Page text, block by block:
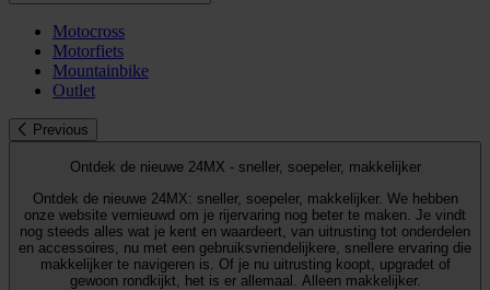
Motocross
Motorfiets
Mountainbike
Outlet
Previous
Ontdek de nieuwe 24MX - sneller, soepeler, makkelijker
Ontdek de nieuwe 24MX: sneller, soepeler, makkelijker. We hebben
onze website vernieuwd om je rijervaring nog beter te maken. Je vindt
nog steeds alles wat je kent en waardeert, van uitrusting tot onderdelen
en accessoires, nu met een gebruiksvriendelijkere, snellere ervaring die
makkelijker te navigeren is. Of je nu uitrusting koopt, upgradet of
gewoon rondkijkt, het is er allemaal. Alleen makkelijker.